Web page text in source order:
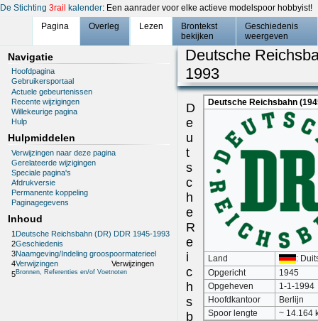
De Stichting 3rail kalender: Een aanrader voor elke actieve modelspoor hobbyist!
Pagina
Overleg Lezen
Brontekst
bekijken
Geschiedenis
weergeven
Navigatie
Hoofdpagina
Gebruikersportaal
Actuele gebeurtenissen
Recente wijzigingen
Willekeurige pagina
Hulp
Hulpmiddelen
Verwijzingen naar deze pagina
Gerelateerde wijzigingen
Speciale pagina's
Afdrukversie
Permanente koppeling
Paginagegevens
Inhoud
1 Deutsche Reichsbahn (DR) DDR 1945-1993
2Geschiedenis
3Naamgeving/Indeling groospoormaterieel
4Verwijzingen
Verwijzingen
5Bronnen, Referenties en/of Voetnoten
Deutsche
1993
Deutsche Reichsbahn
Land
:
Opgericht
1945
Opgeheven
1-1-1994
Hoofdkantoor
Berlijn
Spoor lengte
~ 14.164
D
e
u
t
s
c
h
e
R
e
i
c
h
s
b